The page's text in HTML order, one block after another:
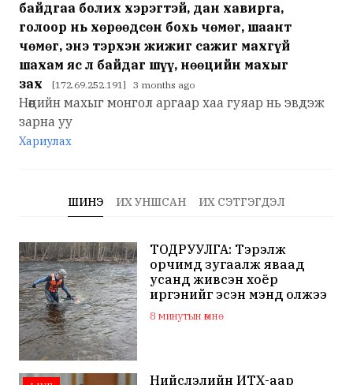
байдгаа болих хэрэгтэй, дан хавирга,
голоор нь хөрөөдсөн бохь чөмөг, шаант
чөмөг, энэ тэрхэн жижиг сажиг махгүй
шахам яс л байдаг шүү, нөөцийн махыг
зах
[172.69.252.191] 3 months ago
Нөөцийн махыг монгол аргаар хаа гуяар нь эвдэж
зарна уу
Хариулах
ШИНЭ ИХ УНШСАН ИХ СЭТГЭГДЭЛ
ТОДРУУЛГА: Тэрэлж
орчимд зугаалж яваад
усанд живсэн хоёр
иргэнийг эсэн мэнд олжээ
8 минутын өмнө
Нийслэлийн ИТХ-аар